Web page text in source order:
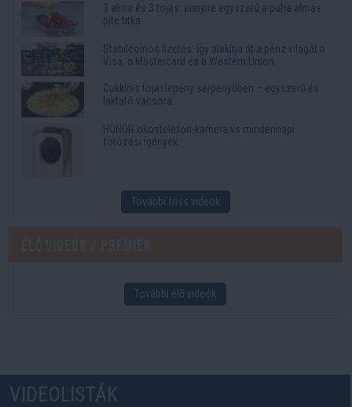
3 alma és 3 tojás: ennyire egyszerű a puha almás
pite titka
Stabilcoinos fizetés: így alakítja át a pénz világát a
Visa, a Mastercard és a Western Union
Cukkinis tojáslepény serpenyőben – egyszerű és
laktató vacsora
HONOR okostelefon-kamera vs mindennapi
fotózási igények
További friss videók
További élő videók
VIDEOLISTÁK